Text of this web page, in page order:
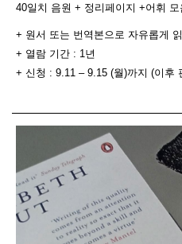
40일치 음원 + 정리페이지 +어휘 모
+ 원서 또는 번역본으로 자유롭게
+ 열람 기간 : 1년
+ 신청 : 9.11 – 9.15 (월)까지 (이후